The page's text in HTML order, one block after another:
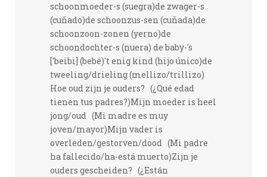
schoonmoeder-s (suegra)de zwager-s
(cuñado)de schoonzus-sen (cuñada)de
schoonzoon-zonen (yerno)de
schoondochter-s (nuera) de baby-'s
['beibi] (bebé)'t enig kind (hijo único)de
tweeling/drieling (mellizo/trillizo)
Hoe oud zijn je ouders? (¿Qué edad
tienen tus padres?)Mijn moeder is heel
jong/oud (Mi madre es muy
joven/mayor)Mijn vader is
overleden/gestorven/dood (Mi padre
ha fallecido/ha-está muerto)Zijn je
ouders gescheiden? (¿Están